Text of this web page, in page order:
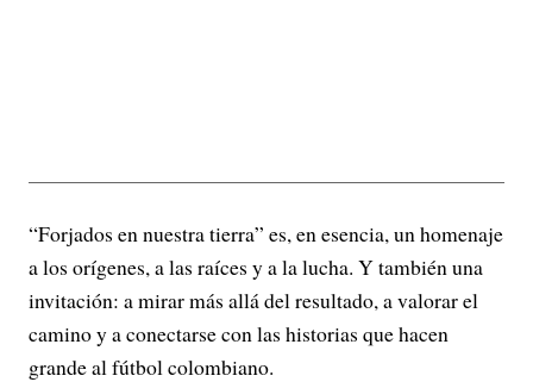
“Forjados en nuestra tierra” es, en esencia, un homenaje
a los orígenes, a las raíces y a la lucha. Y también una
invitación: a mirar más allá del resultado, a valorar el
camino y a conectarse con las historias que hacen
grande al fútbol colombiano.